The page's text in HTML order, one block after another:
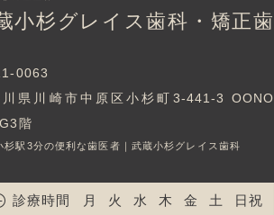
小杉グレイス歯科・矯正歯
0063
県川崎市中原区小杉町3-441-3 OONO
階
杉駅3分の便利な歯医者｜武蔵小杉グレイス歯科
診療時間 月 火 水 木 金 土 日祝